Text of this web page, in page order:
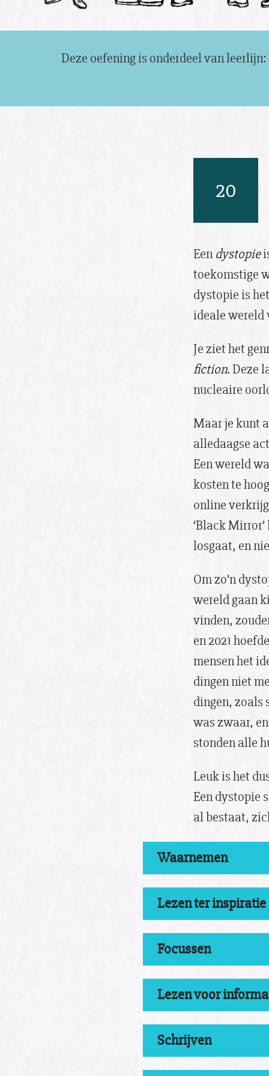
Deze oefening is onderdeel van leerlijn:
20
Eendystopie
toekomstige
dystopie is
ideale wereld
Je ziet het
fiction. Deze
nucleaire
Maar je kunt
alledaagse
Een wereld
kosten te
online
‘Black
losgaat, en
Om zo’n
wereld gaan
vinden,
en 2021
mensen het
dingen niet
dingen, zoals
was zwaar,
stonden alle
Leuk is het
Een dystopie
al bestaat,
Waarnemen
Lezen ter inspiratie
Focussen
Lezen voor
Schrijven